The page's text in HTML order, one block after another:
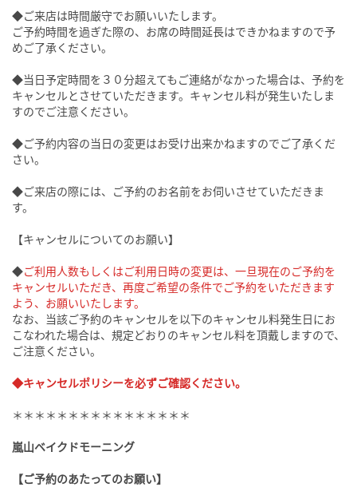
◆ご来店は時間厳守でお願いいたします。
ご予約時間を過ぎた際の、お席の時間延長はできかねますので予
めご了承ください。
◆当日予定時間を３０分超えてもご連絡がなかった場合は、予約を
キャンセルとさせていただきます。キャンセル料が発生いたしま
すのでご注意ください。
◆ご予約内容の当日の変更はお受け出来かねますのでご了承くだ
さい。
◆ご来店の際には、ご予約のお名前をお伺いさせていただきま
す。
【キャンセルについてのお願い】
◆ご利用人数もしくはご利用日時の変更は、一旦現在のご予約を
キャンセルいただき、再度ご希望の条件でご予約をいただきます
よう、お願いいたします。
なお、当該ご予約のキャンセルを以下のキャンセル料発生日にお
こなわれた場合は、規定どおりのキャンセル料を頂戴しますので、
ご注意ください。
◆キャンセルポリシーを必ずご確認ください。
＊＊＊＊＊＊＊＊＊＊＊＊＊＊＊＊
嵐山ベイクドモーニング
【ご予約のあたってのお願い】